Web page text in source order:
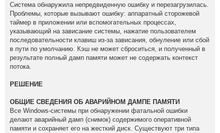
Система обнаружила непредвиденную ошибку и перезагрузилась.
Проблемы, которые вызывают ошибку: аппаратный сторожевой
таймер в приложении или вспомогательных процессах,
указывающий на зависание системы, нажатие пользователем
последовательности клавиш из-за зависания, обнуление или сбой
в пути по умолчанию. Кэш не может сброситься, и полученный в
результате полный дамп памяти может не содержать контекст
потока.
РЕШЕНИЕ
ОБЩИЕ СВЕДЕНИЯ ОБ АВАРИЙНОМ ДАМПЕ ПАМЯТИ
Все Windows-системы при обнаружении фатальной ошибки
делают аварийный дамп (снимок) содержимого оперативной
памяти и сохраняет его на жесткий диск. Существуют три типа